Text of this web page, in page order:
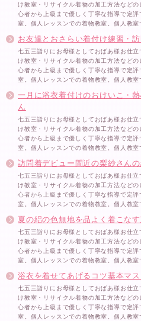
け教室・リサイクル着物の加工方法など
心者から上級まで優しく丁寧な指導で定
室。個人レッスンでの着物教室。個人教室
お友達とおさらい着付け練習・
七五三詣りにお母様としておばあ様お仕
け教室・リサイクル着物の加工方法など
心者から上級まで優しく丁寧な指導で定
室。個人レッスンでの着物教室。個人教室
一月に浴衣着付けのおけいこ・
ん
七五三詣りにお母様としておばあ様お仕
け教室・リサイクル着物の加工方法など
心者から上級まで優しく丁寧な指導で定
室。個人レッスンでの着物教室。個人教室
訪問着デビュー間近の梨紗さん
七五三詣りにお母様としておばあ様お仕
け教室・リサイクル着物の加工方法など
心者から上級まで優しく丁寧な指導で定
室。個人レッスンでの着物教室。個人教室
夏の絽の色無地を品よく着こな
七五三詣りにお母様としておばあ様お仕
け教室・リサイクル着物の加工方法など
心者から上級まで優しく丁寧な指導で定
室。個人レッスンでの着物教室。個人教室
浴衣を着せてあげるコツ基本マ
七五三詣りにお母様としておばあ様お仕
け教室・リサイクル着物の加工方法など
心者から上級まで優しく丁寧な指導で定
室。個人レッスンでの着物教室。個人教室